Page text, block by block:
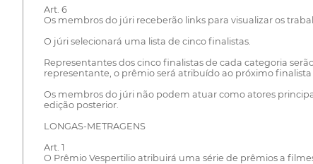
Art. 6
Os membros do júri receberão links para visualizar os
O júri selecionará uma lista de cinco finalistas.
Representantes dos cinco finalistas de cada categoria
representante, o prêmio será atribuído ao próximo finalista
Os membros do júri não podem atuar como atores
edição posterior.
LONGAS-METRAGENS
Art. 1
O Prêmio Vespertilio atribuirá uma série de prêmios a